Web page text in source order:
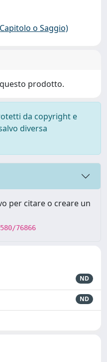
o Saggio)
prodotto.
da copyright e
diversa
per citare o creare un
76866
ND
ND